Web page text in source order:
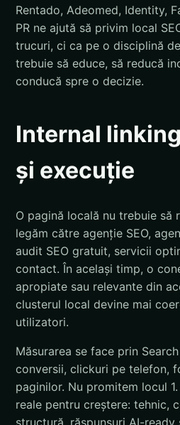
Rentado, Adeomed, Identity,
PR ne ajută să privim local
trucuri, ci ca pe o disciplină
trebuie să educe, să reducă
conducă spre o decizie.
Internal
și execuție
O pagină locală nu trebuie să
legăm către agenție SEO,
audit SEO gratuit, servicii
contact. În același timp, o
apropiate sau relevante din
clusterul local devine mai
utilizatori.
Măsurarea se face prin
conversii, clickuri pe telefon,
paginilor. Nu promitem locul
reale pentru creștere: tehnic,